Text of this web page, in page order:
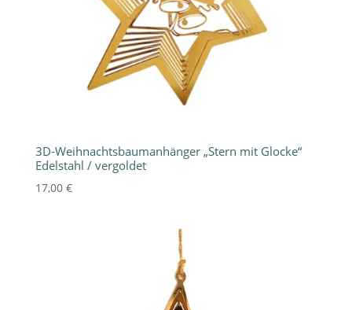
3D-Weihnachtsbaumanhänger „Stern mit Glocke“
Edelstahl / vergoldet
17,00 €